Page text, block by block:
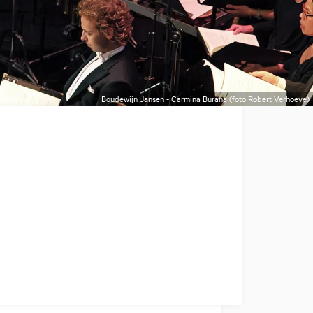
Boudewijn Jansen - Carmina Burana (foto Robert Verhoeve)